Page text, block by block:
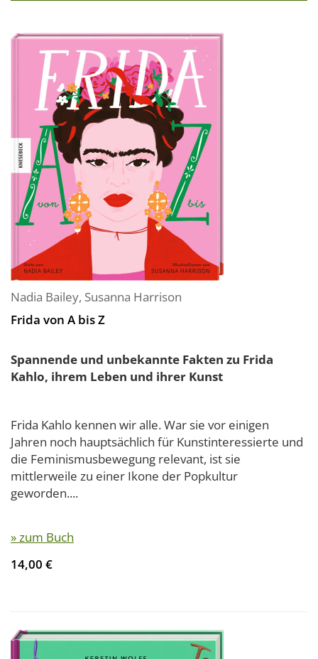
Nadia Bailey, Susanna Harrison
Frida von A bis Z
Spannende und unbekannte Fakten zu Frida
Kahlo, ihrem Leben und ihrer Kunst
Frida Kahlo kennen wir alle. War sie vor einigen
Jahren noch hauptsächlich für Kunstinteressierte und
die Feminismusbewegung relevant, ist sie
mittlerweile zu einer Ikone der Popkultur
geworden....
» zum Buch
14,00 €